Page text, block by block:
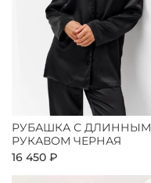
РУБАШКА С ДЛИННЫМ
РУКАВОМ ЧЕРНАЯ
16 450 ₽